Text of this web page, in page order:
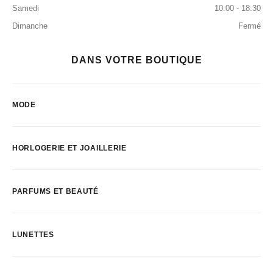
Samedi
10:00 - 18:30
Dimanche
Fermé
DANS VOTRE BOUTIQUE
MODE
HORLOGERIE ET JOAILLERIE
PARFUMS ET BEAUTÉ
LUNETTES